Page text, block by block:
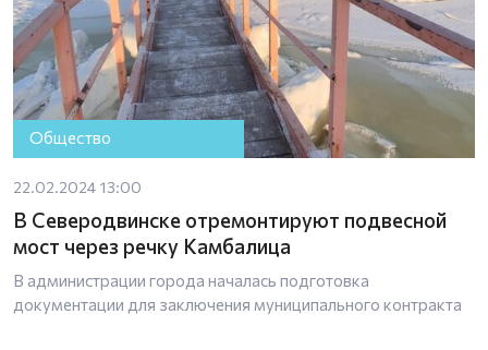
Общество
22.02.2024 13:00
В Северодвинске отремонтируют подвесной
мост через речку Камбалица
В администрации города началась подготовка
документации для заключения муниципального контракта